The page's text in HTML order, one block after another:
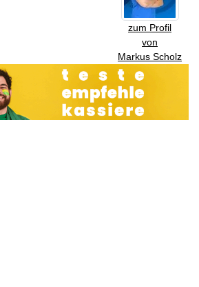
zum Profil
von
Markus Scholz